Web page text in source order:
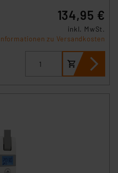
134,95 €
inkl. MwSt.
zu Versandkosten